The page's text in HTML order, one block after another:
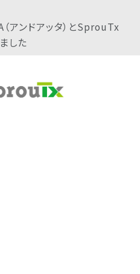
アンドアッタ）とSprouTx
した